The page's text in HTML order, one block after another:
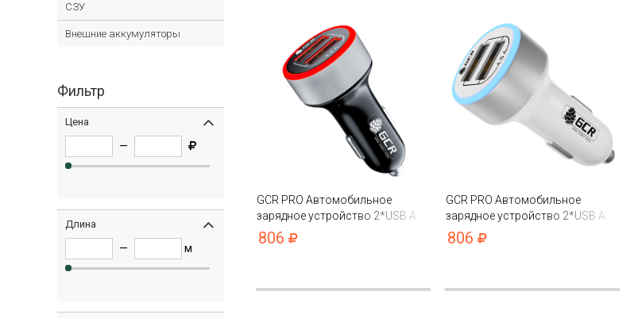
СЗУ
Внешние аккумуляторы
Фильтр
Цена
—
Длина
— м
GCR PRO Автомобильное
зарядное устройство 2*USB A
4.8A
806
GCR PRO Автомобильное
зарядное устройство 2*USB A
4.8A
806